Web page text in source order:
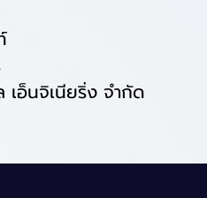
อ็นจิเนียริ่ง จำกัด